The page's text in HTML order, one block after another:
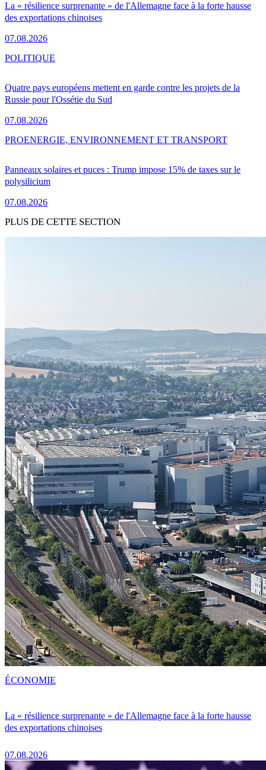
La « résilience surprenante » de l'Allemagne face à la forte hausse
des exportations chinoises
07.08.2026
Quatre pays européens mettent en garde contre les projets de la
Russie pour l'Ossétie du Sud
07.08.2026
POLITIQUE
Panneaux solaires et puces : Trump impose 15% de taxes sur le
polysilicium
07.08.2026
PROENERGIE, ENVIRONNEMENT ET TRANSPORT
PLUS DE CETTE SECTION
La « résilience surprenante » de l'Allemagne face à la forte hausse
des exportations chinoises
07.08.2026
ÉCONOMIE